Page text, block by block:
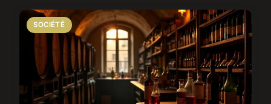
SOCIÉTÉ